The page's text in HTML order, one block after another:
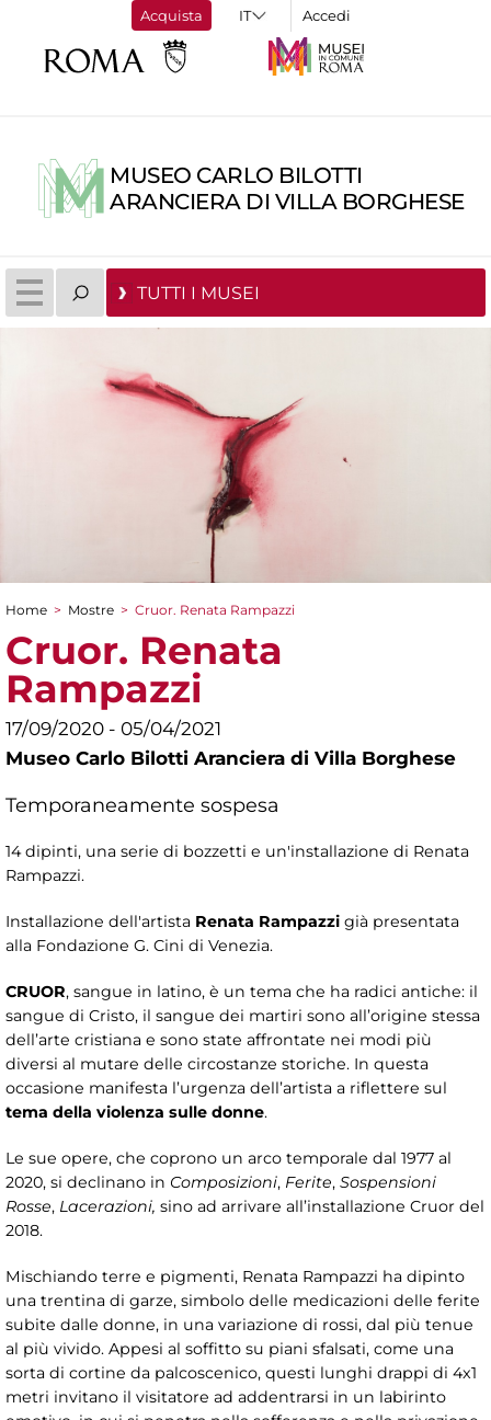
Acquista Accedi
MUSEO CARLO BILOTTI
ARANCIERA DI VILLA BORGHESE
TUTTI I MUSEI
Tu sei qui
Home > Mostre > Cruor. Renata Rampazzi
Cruor. Renata
Rampazzi
17/09/2020 - 05/04/2021
Museo Carlo Bilotti Aranciera di Villa Borghese
Temporaneamente sospesa
14 dipinti, una serie di bozzetti e un'installazione di Renata
Rampazzi.
Installazione dell'artista Renata Rampazzi già presentata
alla Fondazione G. Cini di Venezia.
CRUOR, sangue in latino, è un tema che ha radici antiche: il
sangue di Cristo, il sangue dei martiri sono all’origine stessa
dell’arte cristiana e sono state affrontate nei modi più
diversi al mutare delle circostanze storiche. In questa
occasione manifesta l’urgenza dell’artista a riflettere sul
tema della violenza sulle donne.
Le sue opere, che coprono un arco temporale dal 1977 al
2020, si declinano in Composizioni, Ferite, Sospensioni
Rosse, Lacerazioni, sino ad arrivare all’installazione Cruor del
2018.
Mischiando terre e pigmenti, Renata Rampazzi ha dipinto
una trentina di garze, simbolo delle medicazioni delle ferite
subite dalle donne, in una variazione di rossi, dal più tenue
al più vivido. Appesi al soffitto su piani sfalsati, come una
sorta di cortine da palcoscenico, questi lunghi drappi di 4x1
metri invitano il visitatore ad addentrarsi in un labirinto